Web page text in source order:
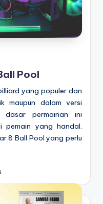
Pool
yang populer dan
maupun dalam versi
dasar permainan ini
pemain yang handal.
8 Ball Pool yang perlu